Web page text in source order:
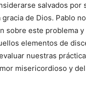
salvados por
de Dios. Pablo
sobre este problema y
elementos de
nuestras
misericordioso y